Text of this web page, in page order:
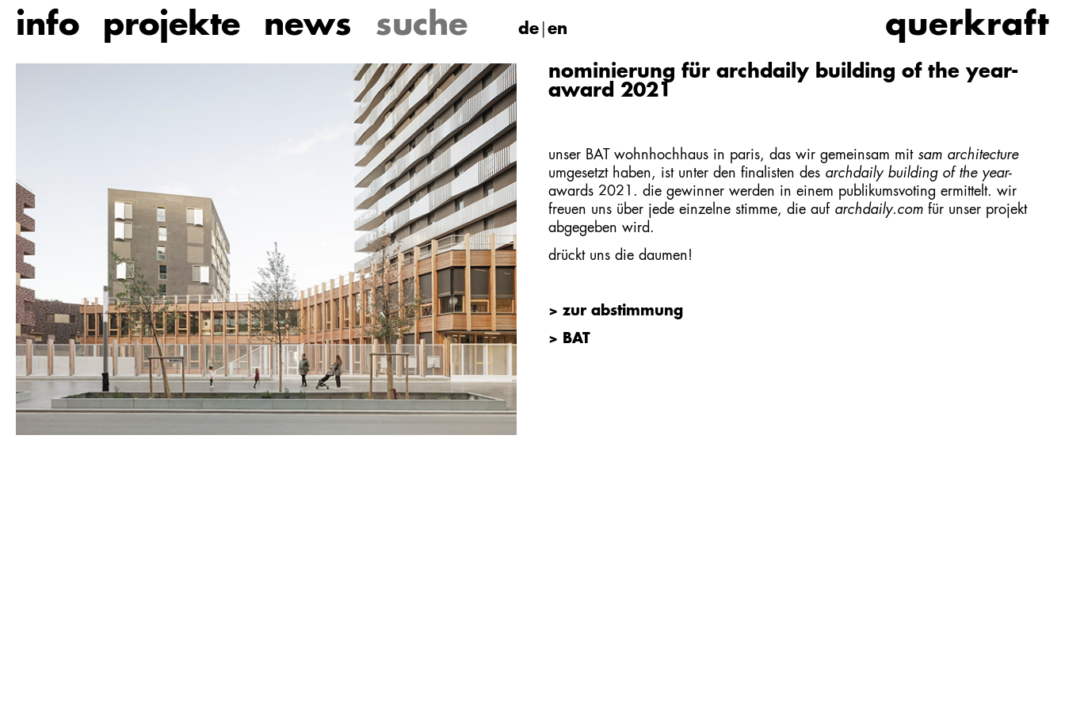
Zum
Hauptinhalt
info projekte news de en querkraft
nominierung für archdaily building of the year-
award 2021
unser BAT wohnhochhaus in paris, das wir gemeinsam mit sam architecture
umgesetzt haben, ist unter den finalisten des archdaily building of the year-
awards 2021. die gewinner werden in einem publikumsvoting ermittelt. wir
freuen uns über jede einzelne stimme, die auf archdaily.com für unser projekt
abgegeben wird.
drückt uns die daumen!
> zur abstimmung
> BAT